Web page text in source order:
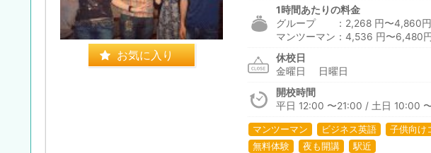
お気に入り
1時間あたりの料金
グループ ：2,268 円〜4,860円
マンツーマン：4,536 円〜6,480円
休校日
金曜日 日曜日
開校時間
平日 12:00 〜21:00 / 土日 10:00
マンツーマン ビジネス英語 子供向け
無料体験
夜も開講 駅近